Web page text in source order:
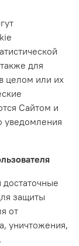
для
целом или их
Сайтом и
уведомления
защиты
от
уничтожения,